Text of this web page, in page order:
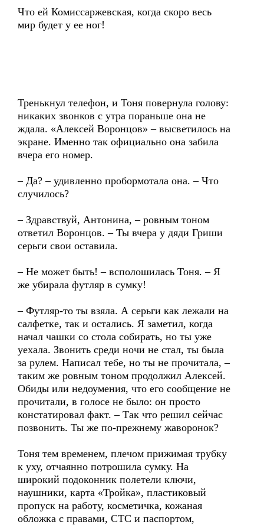
Что ей Комиссаржевская, когда скоро весь
мир будет у ее ног!
Тренькнул телефон, и Тоня повернула голову:
никаких звонков с утра пораньше она не
ждала. «Алексей Воронцов» – высветилось на
экране. Именно так официально она забила
вчера его номер.
– Да? – удивленно пробормотала она. – Что
случилось?
– Здравствуй, Антонина, – ровным тоном
ответил Воронцов. – Ты вчера у дяди Гриши
серьги свои оставила.
– Не может быть! – всполошилась Тоня. – Я
же убирала футляр в сумку!
– Футляр-то ты взяла. А серьги как лежали на
салфетке, так и остались. Я заметил, когда
начал чашки со стола собирать, но ты уже
уехала. Звонить среди ночи не стал, ты была
за рулем. Написал тебе, но ты не прочитала, –
таким же ровным тоном продолжил Алексей.
Обиды или недоумения, что его сообщение не
прочитали, в голосе не было: он просто
констатировал факт. – Так что решил сейчас
позвонить. Ты же по-прежнему жаворонок?
Тоня тем временем, плечом прижимая трубку
к уху, отчаянно потрошила сумку. На
широкий подоконник полетели ключи,
наушники, карта «Тройка», пластиковый
пропуск на работу, косметичка, кожаная
обложка с правами, СТС и паспортом,